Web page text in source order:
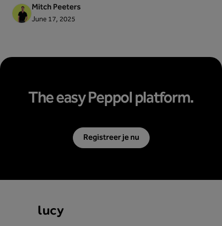
Dans ce blog, lisez tout sur ce qu'est une facture pro
forma, quand l'utiliser, quelles informations elle doit
Mitch Peeters
June 17, 2025
The easy Peppol platform.
Registreer je nu